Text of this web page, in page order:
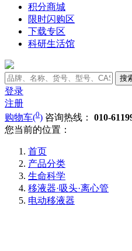
积分商城
限时闪购区
下载专区
科研生活馆
搜
登录
注册
购物车(0) 咨询热线： 010-
您当前的位置：
首页
产品分类
生命科学
移液器·吸头·离心管
电动移液器